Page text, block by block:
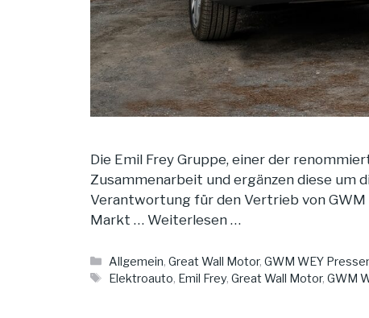
Die Emil Frey Gruppe, einer der
Zusammenarbeit und ergänzen diese um
Verantwortung für den Vertrieb von
Markt … Weiterlesen …
Kategorien
Allgemein,Great Wall Motor,GWM WEY
Schlagwörter
Elektroauto, Emil Frey,Great Wall Motor,GWM